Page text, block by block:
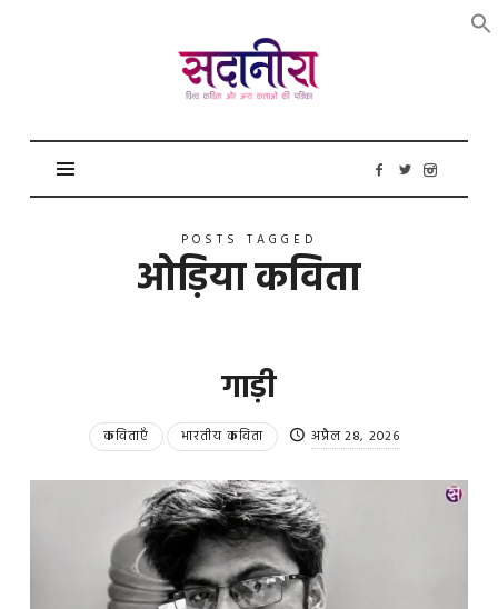
सदानीरा
POSTS TAGGED
ओड़िया कविता
गाड़ी
कविताएँ भारतीय कविता अप्रैल 28, 2026